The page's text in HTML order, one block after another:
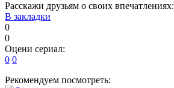
Расскажи друзьям о своих впечатлениях:
В закладки
0
0
Оцени сериал:
0 0
Рекомендуем посмотреть: